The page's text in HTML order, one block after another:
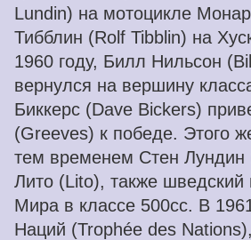
Lundin) на мотоцикле
Тибблин (Rolf Tibblin) на
1960 году, Билл Нильсон
вернулся на вершину
Биккерс (Dave Bickers)
(Greeves) к победе. Этого
тем временем Стен Лундин
Лито (Lito), также
Мира в классе 500cc. В
Наций (Trophée des